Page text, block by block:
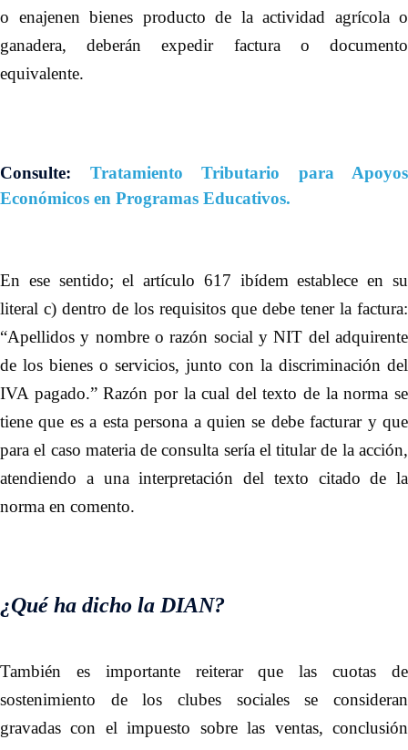
o enajenen bienes producto de la actividad agrícola o
ganadera, deberán expedir factura o documento
equivalente.
Consulte:
Tratamiento Tributario para Apoyos
Económicos en Programas Educativos.
En ese sentido; el artículo 617 ibídem establece en su
literal c) dentro de los requisitos que debe tener la factura:
“Apellidos y nombre o razón social y NIT del adquirente
de los bienes o servicios, junto con la discriminación del
IVA pagado.” Razón por la cual del texto de la norma se
tiene que es a esta persona a quien se debe facturar y que
para el caso materia de consulta sería el titular de la acción,
atendiendo a una interpretación del texto citado de la
norma en comento.
¿Qué ha dicho la DIAN?
También es importante reiterar que las cuotas de
sostenimiento de los clubes sociales se consideran
gravadas con el impuesto sobre las ventas, conclusión